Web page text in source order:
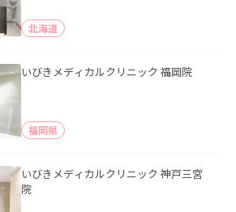
北海道
いびきメディカルクリニック 福岡院
福岡県
いびきメディカルクリニック 神戸三宮
院